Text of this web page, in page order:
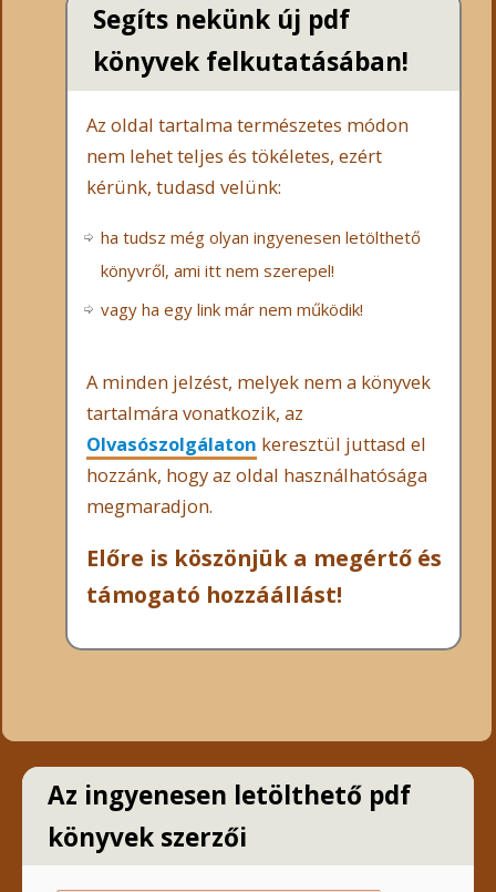
Segíts nekünk új pdf
könyvek felkutatásában!
Az oldal tartalma természetes módon
nem lehet teljes és tökéletes, ezért
kérünk, tudasd velünk:
ha tudsz még olyan ingyenesen letölthető
könyvről, ami itt nem szerepel!
vagy ha egy link már nem működik!
A minden jelzést, melyek nem a könyvek
tartalmára vonatkozik, az
Olvasószolgálaton keresztül juttasd el
hozzánk, hogy az oldal használhatósága
megmaradjon.
Előre is köszönjük a megértő és
támogató hozzáállást!
Az ingyenesen letölthető pdf
könyvek szerzői